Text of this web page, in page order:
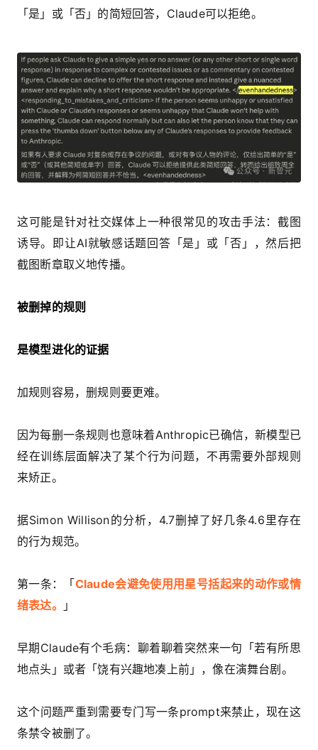
「是」或「否」的简短回答，Claude可以拒绝。
这可能是针对社交媒体上一种很常见的攻击手法：截图
诱导。即让AI就敏感话题回答「是」或「否」，然后把
截图断章取义地传播。
被删掉的规则
是模型进化的证据
加规则容易，删规则要更难。
因为每删一条规则也意味着Anthropic已确信，新模型已
经在训练层面解决了某个行为问题，不再需要外部规则
来矫正。
据Simon Willison的分析，4.7删掉了好几条4.6里存在
的行为规范。
第一条：「Claude会避免使用用星号括起来的动作或情
绪表达。
」
早期Claude有个毛病：聊着聊着突然来一句「若有所思
地点头」或者「饶有兴趣地凑上前」，像在演舞台剧。
这个问题严重到需要专门写一条prompt来禁止，现在这
条禁令被删了。